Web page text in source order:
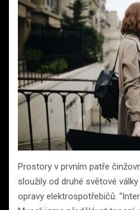
Prostory v prvním patře
sloužily od druhé světové
opravy elektrospotřebičů.